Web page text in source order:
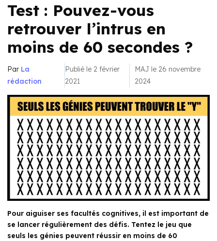
Test : Pouvez-vous
retrouver l’intrus en
moins de 60 secondes ?
Par La
rédaction
Publié le 2 février
2021
MAJ le 26 novembre
2024
Pour aiguiser ses facultés cognitives, il est important de
se lancer régulièrement des défis. Tentez le jeu que
seuls les génies peuvent réussir en moins de 60